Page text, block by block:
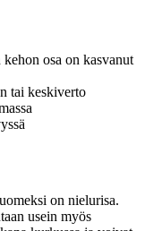
osa on kasvanut
tai keskiverto
on nielurisa.
usein myös